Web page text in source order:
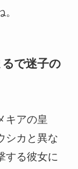
るで迷子の
キアの皇
シカと異な
する彼女に